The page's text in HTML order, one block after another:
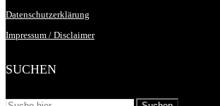
Datenschutzerklärung
Impressum / Disclaimer
SUCHEN